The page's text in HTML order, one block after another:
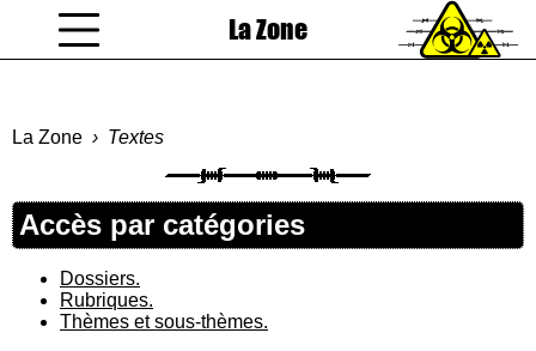
La Zone
La Zone Textes
Accès par catégories
Dossiers.
Rubriques.
Thèmes et sous-thèmes.